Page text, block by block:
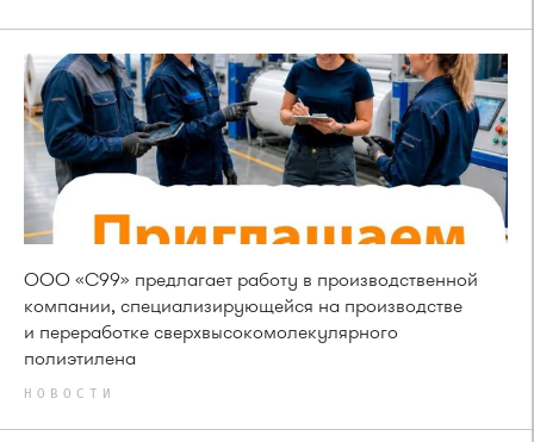
ООО «С99» предлагает работу в производственной
компании, специализирующейся на производстве
и переработке сверхвысокомолекулярного
полиэтилена
НОВОСТИ